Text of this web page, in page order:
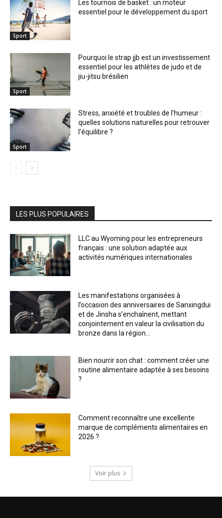
Sport
Les tournois de basket : un moteur
essentiel pour le développement du sport
Sport
Pourquoi le strap jjb est un investissement
essentiel pour les athlètes de judo et de
jiu-jitsu brésilien
Sport
Stress, anxiété et troubles de l’humeur :
quelles solutions naturelles pour retrouver
l’équilibre ?
LES PLUS POPULAIRES
LLC au Wyoming pour les entrepreneurs
français : une solution adaptée aux
activités numériques internationales
Les manifestations organisées à
l’occasion des anniversaires de Sanxingdui
et de Jinsha s’enchaînent, mettant
conjointement en valeur la civilisation du
bronze dans la région...
Bien nourrir son chat : comment créer une
routine alimentaire adaptée à ses besoins
?
Comment reconnaître une excellente
marque de compléments alimentaires en
2026 ?
Voir plus